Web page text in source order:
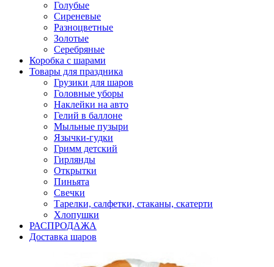
Голубые
Сиреневые
Разноцветные
Золотые
Серебряные
Коробка с шарами
Товары для праздника
Грузики для шаров
Головные уборы
Наклейки на авто
Гелий в баллоне
Мыльные пузыри
Язычки-гудки
Гримм детский
Гирлянды
Открытки
Пиньята
Свечки
Тарелки, салфетки, стаканы, скатерти
Хлопушки
РАСПРОДАЖА
Доставка шаров